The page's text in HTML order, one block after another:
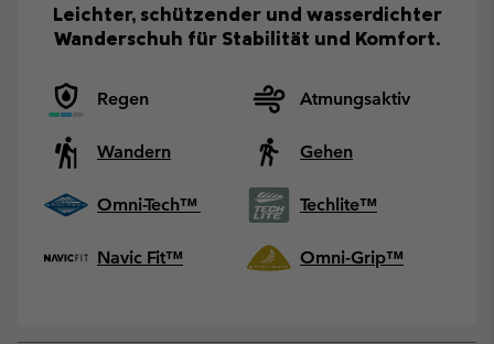
Leichter, schützender und wasserdichter
Wanderschuh für Stabilität und Komfort.
Regen Atmungsaktiv
Wandern Gehen
Omni-Tech™ Techlite™
Navic Fit™ Omni-Grip™